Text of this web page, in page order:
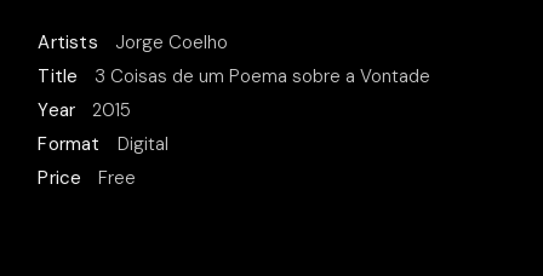
Artists
Jorge Coelho
Title
3 Coisas de um Poema sobre a Vontade
Year
2015
Format
Digital
Price
Free